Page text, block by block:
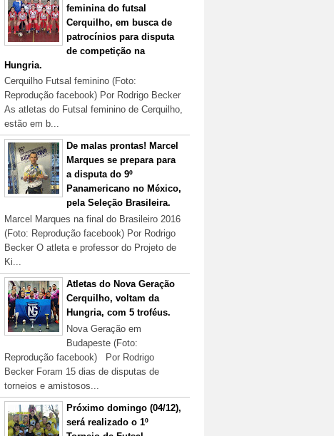
feminina do futsal
Cerquilho, em busca de
patrocínios para disputa
de competição na
Hungria.
Cerquilho Futsal feminino (Foto:
Reprodução facebook) Por Rodrigo Becker
As atletas do Futsal feminino de Cerquilho,
estão em b...
De malas prontas! Marcel
Marques se prepara para
a disputa do 9º
Panamericano no México,
pela Seleção Brasileira.
Marcel Marques na final do Brasileiro 2016
(Foto: Reprodução facebook) Por Rodrigo
Becker O atleta e professor do Projeto de
Ki...
Atletas do Nova Geração
Cerquilho, voltam da
Hungria, com 5 troféus.
Nova Geração em
Budapeste (Foto:
Reprodução facebook) Por Rodrigo
Becker Foram 15 dias de disputas de
torneios e amistosos...
Próximo domingo (04/12),
será realizado o 1º